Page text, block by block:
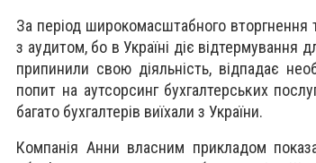
За період широкомасштабного вторгнення
з аудитом, бо в Україні діє відтермування
припинили свою діяльність, відпадає
попит на аутсорсинг бухгалтерських
багато бухгалтерів виїхали з України.
Компанія Анни власним прикладом